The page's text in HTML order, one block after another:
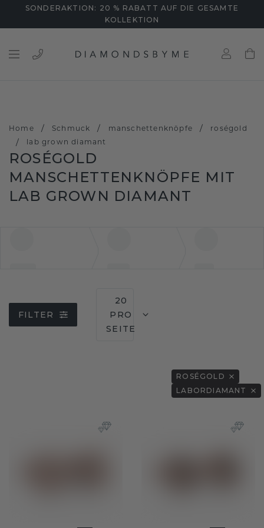
SONDERAKTION: 20 % RABATT AUF DIE GESAMTE
KOLLEKTION
Home / Schmuck / manschettenknöpfe / roségold
/ lab grown diamant
ROSÉGOLD
MANSCHETTENKNÖPFE MIT
LAB GROWN DIAMANT
FILTER
20
PRO
SEITE
ROSÉGOLD
LABORDIAMANT